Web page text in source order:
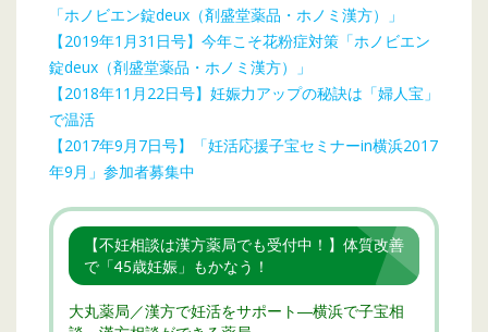
「ホノビエン錠deux（剤盛堂薬品・ホノミ漢方）」
【2019年1月31日号】今年こそ花粉症対策「ホノビエン
錠deux（剤盛堂薬品・ホノミ漢方）」
【2018年11月22日号】妊娠力アップの秘訣は「婦人宝」
で温活
【2017年9月7日号】「妊活応援子宝セミナーin横浜2017
年9月」参加者募集中
【不妊相談は漢方薬局でも受付中！】体質改善
で「45歳妊娠」もかなう！
大丸薬局／漢方で妊活をサポート―横浜で子宝相